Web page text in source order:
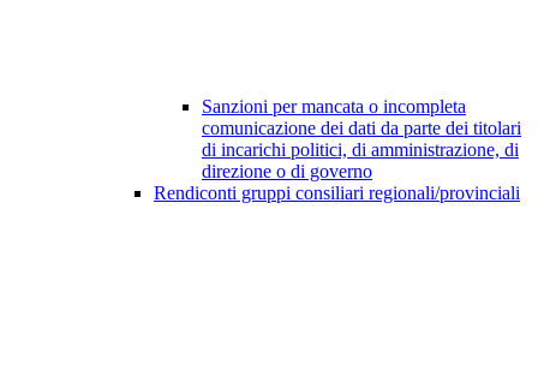
Sanzioni per mancata o incompleta
comunicazione dei dati da parte dei titolari
di incarichi politici, di amministrazione, di
direzione o di governo
Rendiconti gruppi consiliari regionali/provinciali